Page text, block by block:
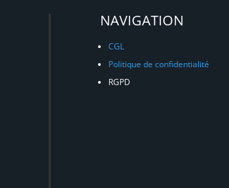
NAVIGATION
CGL
Politique de confidentialité
RGPD